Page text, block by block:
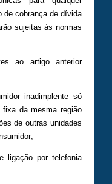
de cobrança de dívida
sujeitas às normas
ao artigo anterior
inadimplente só
fixa da mesma região
de outras unidades
ligação por telefonia